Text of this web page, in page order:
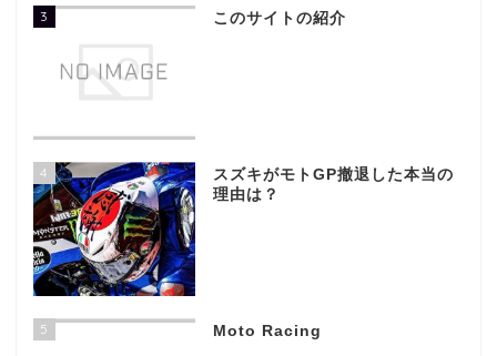
3 このサイトの紹介
4
スズキがモトGP撤退した本当の
理由は？
5 Moto Racing